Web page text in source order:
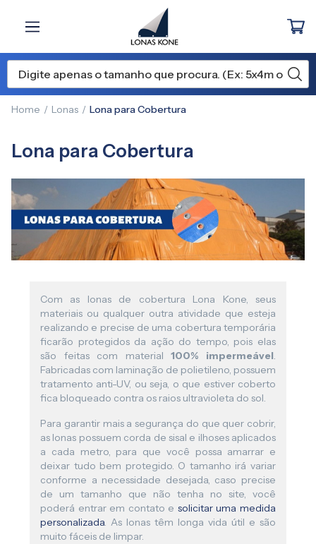
Home Lonas Lona para Cobertura
Lona para Cobertura
Com as lonas de cobertura Lona Kone, seus
materiais ou qualquer outra atividade que esteja
realizando e precise de uma cobertura temporária
ficarão protegidos da ação do tempo, pois elas
são feitas com material100% impermeável.
Fabricadas com laminação de polietileno, possuem
tratamento anti-UV, ou seja, o que estiver coberto
fica bloqueado contra os raios ultravioleta do sol.
Para garantir mais a segurança do que quer cobrir,
as lonas possuem corda de sisal e ilhoses aplicados
a cada metro, para que você possa amarrar e
deixar tudo bem protegido. O tamanho irá variar
conforme a necessidade desejada, caso precise
de um tamanho que não tenha no site, você
poderá entrar em contato e solicitar uma medida
personalizada. As lonas têm longa vida útil e são
muito fáceis de limpar.